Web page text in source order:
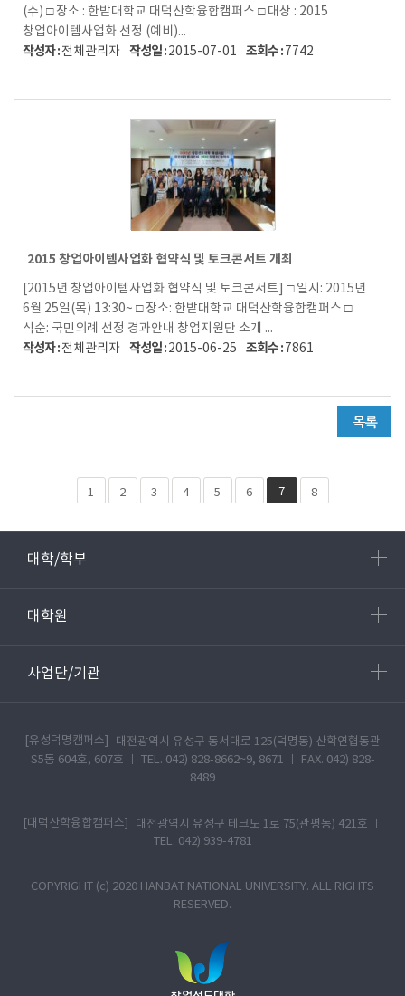
(수) □ 장소 : 한밭대학교 대덕산학융합캠퍼스 □ 대상 : 2015
창업아이템사업화 선정 (예비)...
작성자 :전체관리자 작성일 :2015-07-01 조회수 : 7742
2015 창업아이템사업화 협약식 및 토크콘서트 개최
[2015년 창업아이템사업화 협약식 및 토크콘서트] □ 일시: 2015년
6월 25일(목) 13:30~ □ 장소: 한밭대학교 대덕산학융합캠퍼스 □
식순: 국민의례 선정 경과안내 창업지원단 소개 ...
작성자 :전체관리자 작성일 :2015-06-25 조회수 : 7861
1 2 3 4 5 6 7 8
대학/학부
대학원
사업단/기관
[유성덕명캠퍼스]
대전광역시 유성구 동서대로 125(덕명동) 산학연협동관
S5동 604호, 607호 ㅣ TEL. 042) 828-8662~9, 8671 ㅣ FAX. 042) 828-
8489
[대덕산학융합캠퍼스]
대전광역시 유성구 테크노 1로 75(관평동) 421호 ㅣ
TEL. 042) 939-4781
COPYRIGHT (c) 2020 HANBAT NATIONAL UNIVERSITY. ALL RIGHTS
RESERVED.